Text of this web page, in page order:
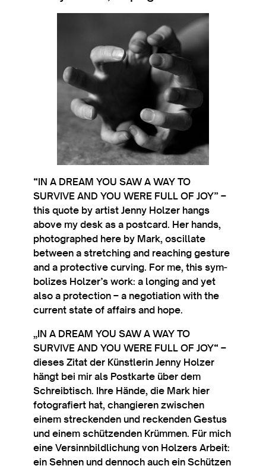
“IN A DREAM YOU SAW A WAY TO
SURVIVE AND YOU WERE FULL OF JOY” –
this quote by artist Jenny Holzer hangs
above my desk as a post­card. Her hands,
pho­to­graphed here by Mark, oscil­late
between a stretch­ing and reach­ing ges­ture
and a pro­tect­ive curving. For me, this sym­
bol­izes Holzer­’s work: a long­ing and yet
also a pro­tec­tion – a nego­ti­ation with the
cur­rent state of affairs and hope.
„IN A DREAM YOU SAW A WAY TO
SURVIVE AND YOU WERE FULL OF JOY“ –
dieses Zit­at der Künst­ler­in Jenny Holzer
hängt bei mir als Postkarte über dem
Schreibt­isch. Ihre Hände, die Mark hier
foto­grafiert hat, chan­gier­en zwis­chen
einem streckenden und reckenden Ges­tus
und einem schützenden Krüm­men. Für mich
eine Versin­nbild­lichung von Holzers Arbeit:
ein Sehnen und den­noch auch ein Schützen